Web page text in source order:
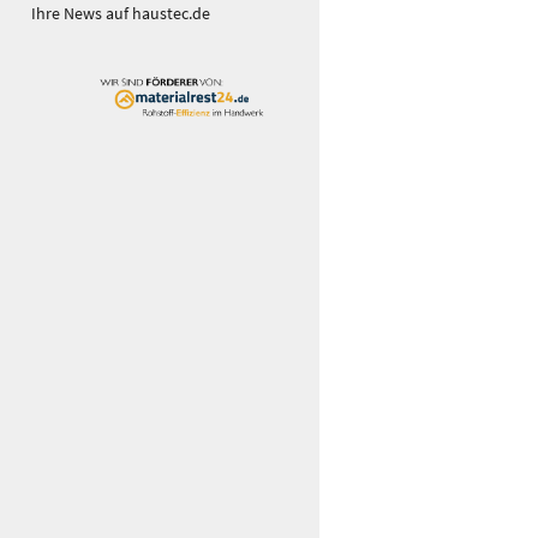
Ihre News auf haustec.de